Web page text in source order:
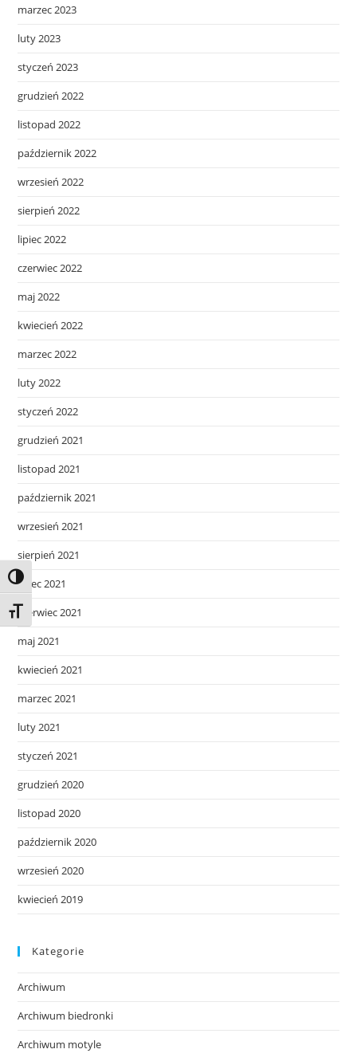
Toggle High Contrast
Toggle Font size
marzec 2023
luty 2023
styczeń 2023
grudzień 2022
listopad 2022
październik 2022
wrzesień 2022
sierpień 2022
lipiec 2022
czerwiec 2022
maj 2022
kwiecień 2022
marzec 2022
luty 2022
styczeń 2022
grudzień 2021
listopad 2021
październik 2021
wrzesień 2021
sierpień 2021
lipiec 2021
czerwiec 2021
maj 2021
kwiecień 2021
marzec 2021
luty 2021
styczeń 2021
grudzień 2020
listopad 2020
październik 2020
wrzesień 2020
kwiecień 2019
Kategorie
Archiwum
Archiwum biedronki
Archiwum motyle